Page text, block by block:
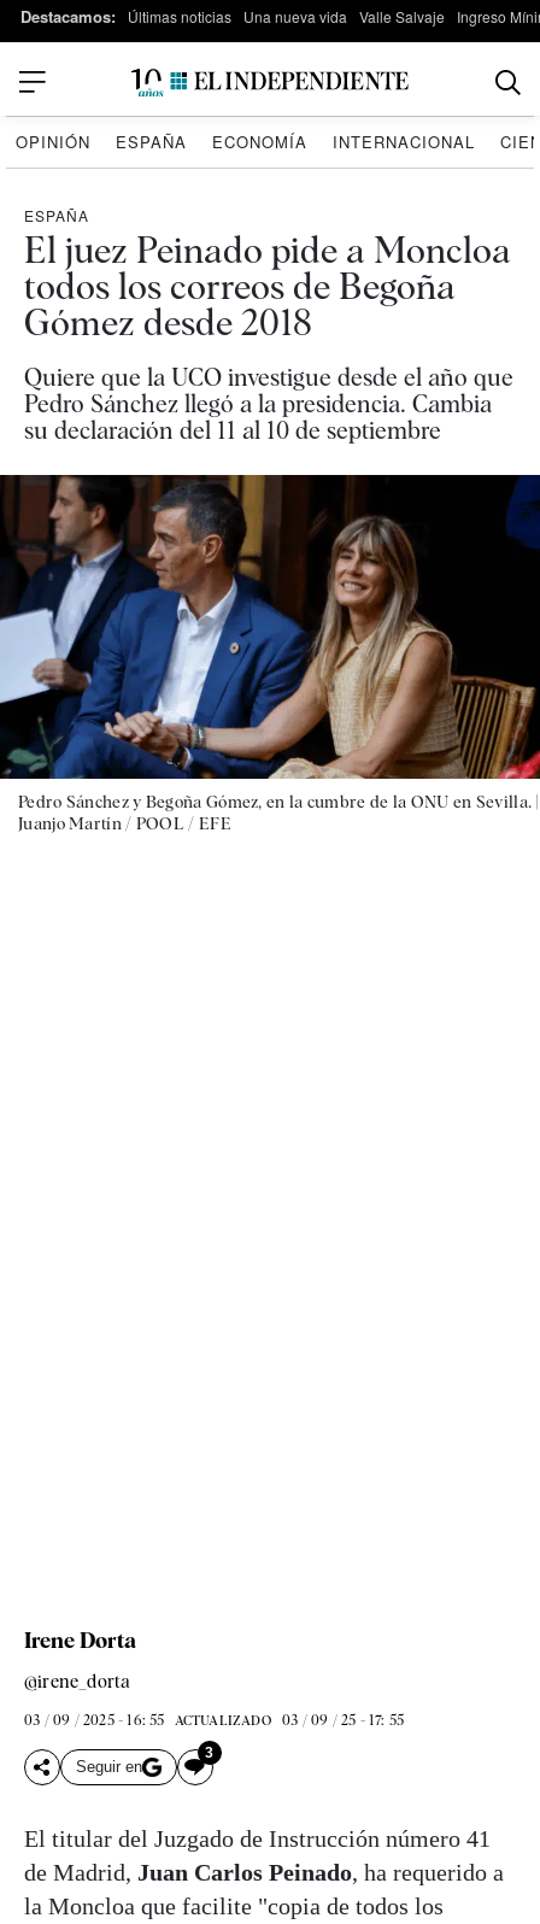
Destacamos: Últimas noticias Una nueva vida Valle Salvaje Ingreso
OPINIÓN ESPAÑA ECONOMÍA INTERNACIONAL
ESPAÑA
El juez Peinado pide a Moncloa
todos los correos de Begoña
Gómez desde 2018
Quiere que la UCO investigue desde el año que
Pedro Sánchez llegó a la presidencia. Cambia
su declaración del 11 al 10 de septiembre
Pedro Sánchez y Begoña Gómez, en la cumbre de la ONU en Sevilla. |
Juanjo Martín / POOL / EFE
Irene Dorta
@irene_dorta
03 / 09 / 2025 - 16: 55 ACTUALIZADO 03 / 09 / 25 - 17: 55
Seguir en
3
El titular del Juzgado de Instrucción número 41
de Madrid, Juan Carlos Peinado, ha requerido a
la Moncloa que facilite "copia de todos los